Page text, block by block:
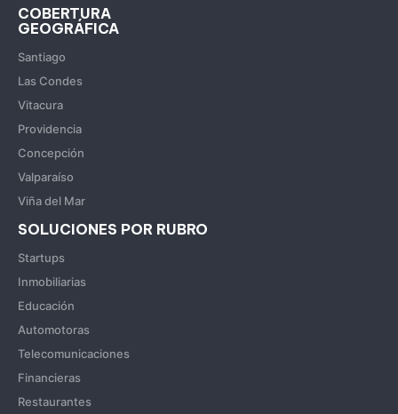
COBERTURA
GEOGRÁFICA
Santiago
Las Condes
Vitacura
Providencia
Concepción
Valparaíso
Viña del Mar
SOLUCIONES POR RUBRO
Startups
Inmobiliarias
Educación
Automotoras
Telecomunicaciones
Financieras
Restaurantes